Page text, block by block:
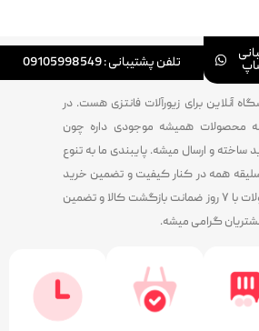
تلفن پشتیبانی : 09105998549
آنلاین برای زیورآلات فانتزی هست. در
محصولات همیشه موجودی داره چون
ساخته و ارسال میشه. پایبندی ما به تنوع
همه در کنار کیفیت و تضمین خرید
هست. همه محصولات با ۷ روز ضمانت بازگشت کالا و تضمین
گرامی میشه.